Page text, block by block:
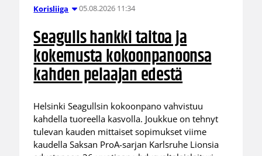
Korisliiga 05.08.2026 11:34
Seagulls hankki taitoa ja
kokemusta kokoonpanoonsa
kahden pelaajan edestä
Helsinki Seagullsin kokoonpano vahvistuu
kahdella tuoreella kasvolla. Joukkue on tehnyt
tulevan kauden mittaiset sopimukset viime
kaudella Saksan ProA-sarjan Karlsruhe Lionsia